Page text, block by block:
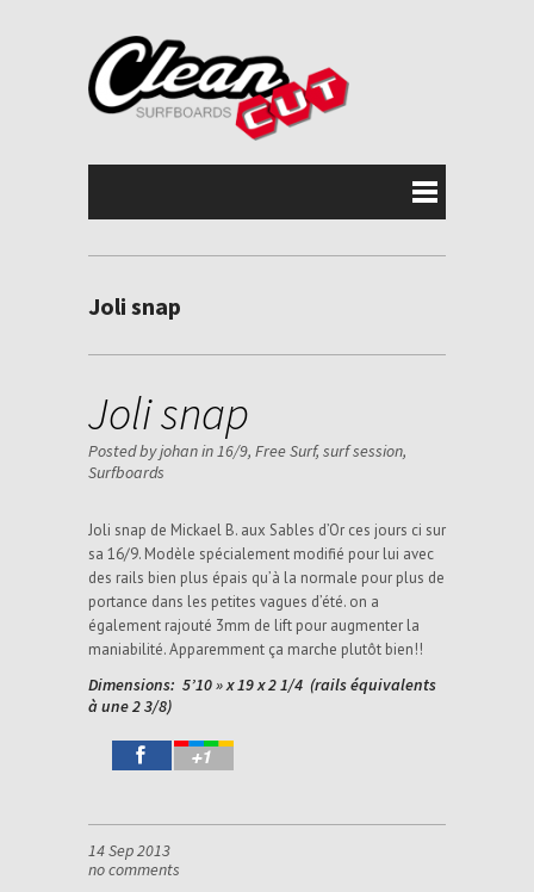
Joli snap
Joli snap
Posted by johan in16/9, Free Surf,surf session,
Surfboards
Joli snap de Mickael B. aux Sables d’Or ces jours ci sur
sa 16/9. Modèle spécialement modifié pour lui avec
des rails bien plus épais qu’à la normale pour plus de
portance dans les petites vagues d’été. on a
également rajouté 3mm de lift pour augmenter la
maniabilité. Apparemment ça marche plutôt bien!!
Dimensions: 5’10 » x 19 x 2 1/4 (rails équivalents
à une 2 3/8)
14 Sep 2013
no comments